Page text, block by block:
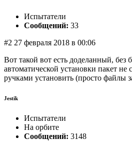
Испытатели
Сообщений: 33
#2 27 февраля 2018 в 00:06
Вот такой вот есть доделанный, без
автоматической установки пакет не
ручками установить (просто файлы
Jestik
Испытатели
На орбите
Сообщений: 3148